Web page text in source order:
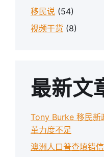
移民说 (54)
视频干货 (8)
最新文
Tony Burke 移民新
革力度不足
澳洲人口普查填错